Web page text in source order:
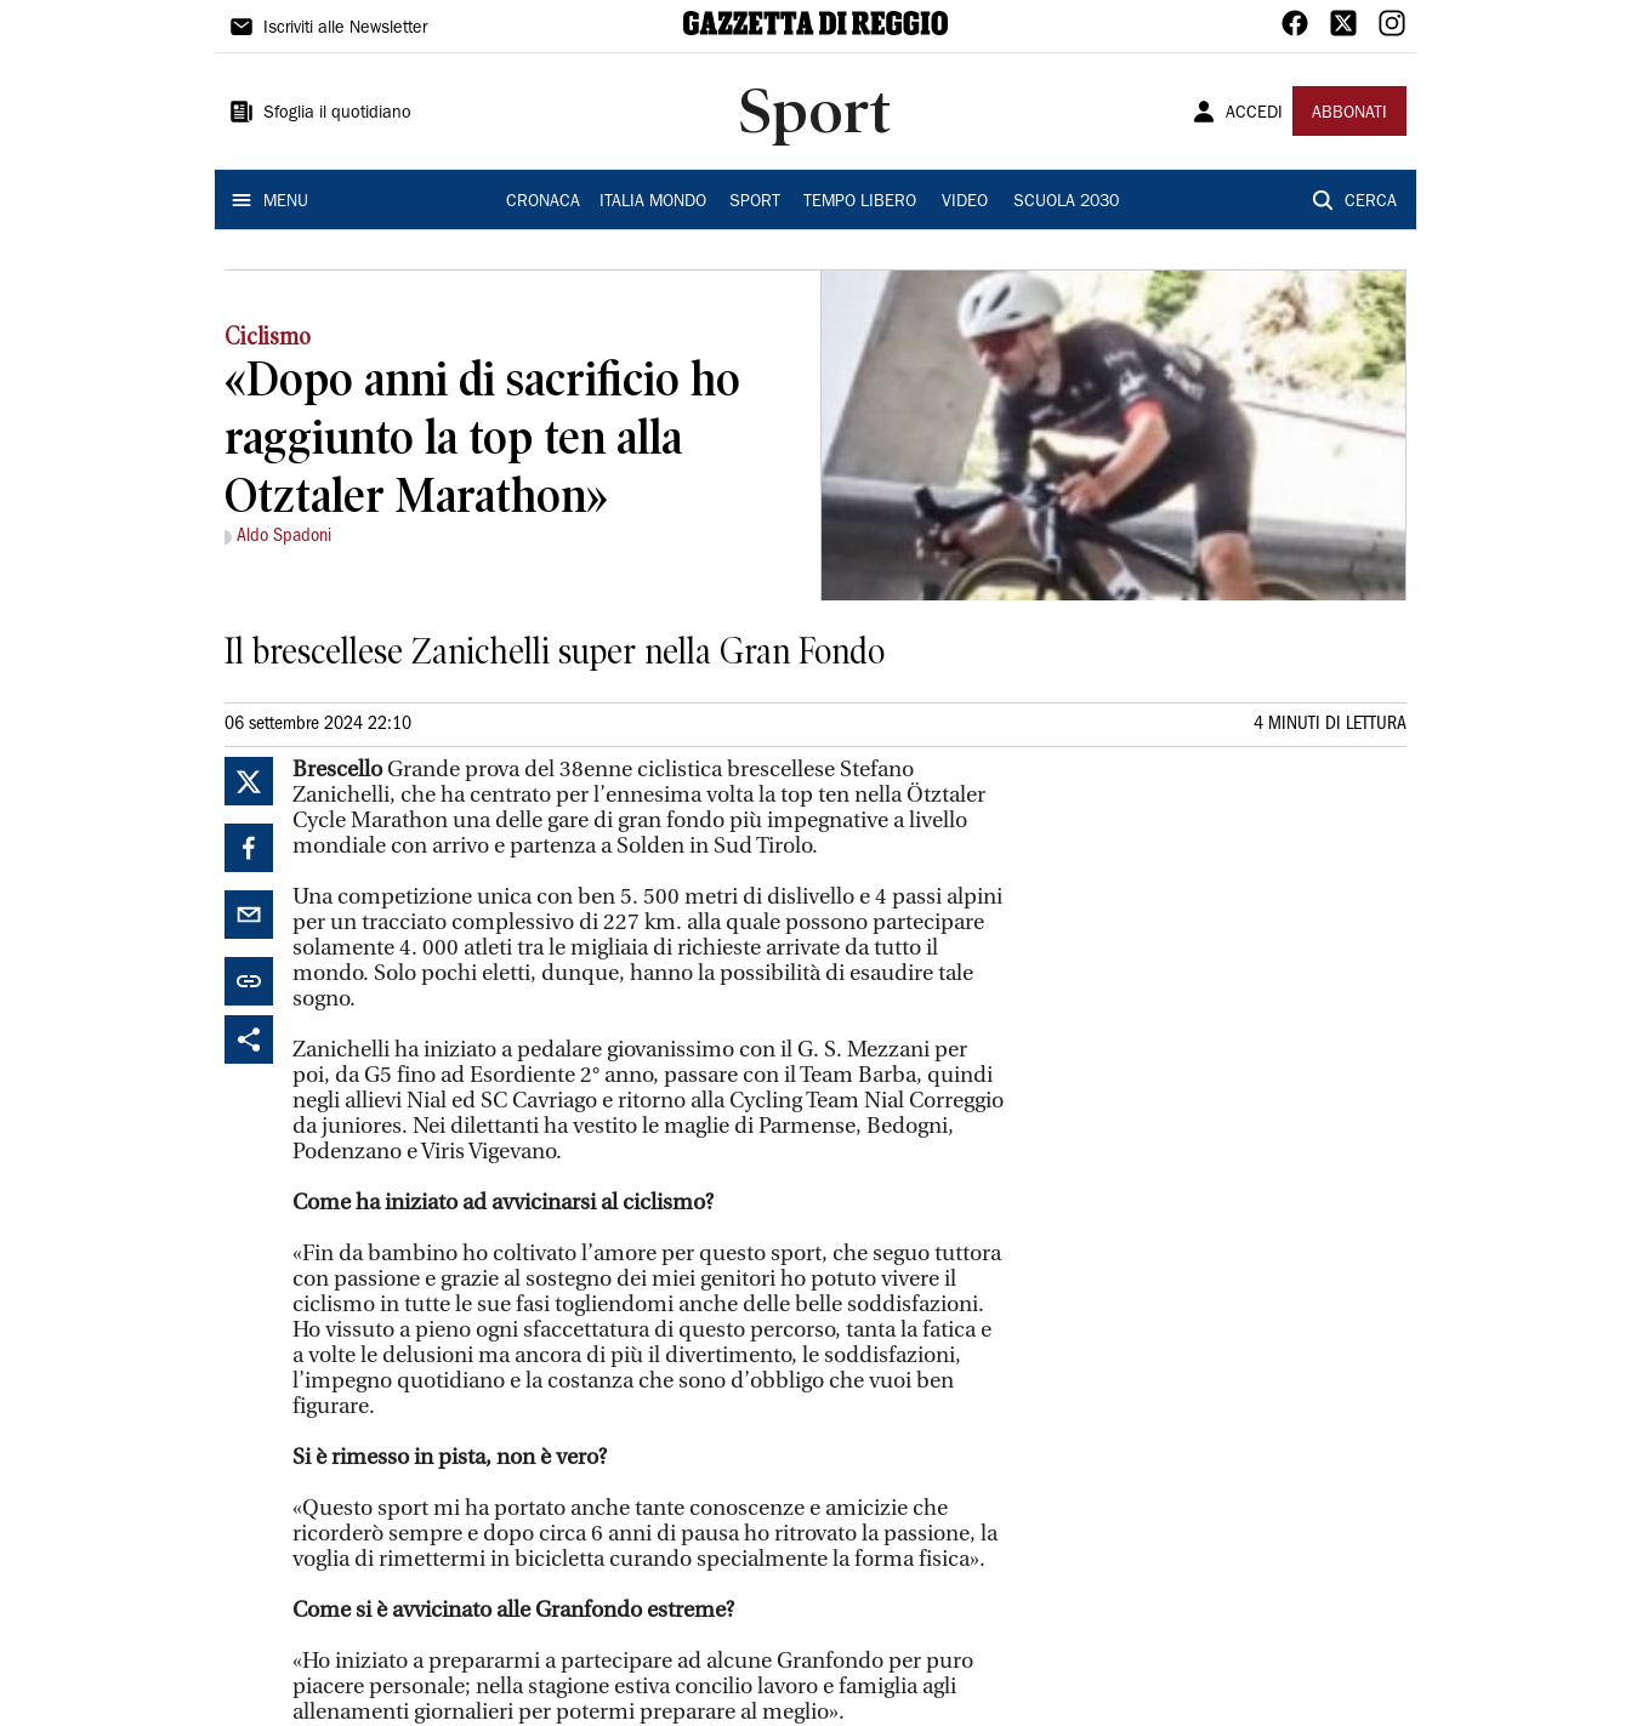
Gazzetta
Reggio
Iscriviti alle Newsletter
Sfoglia il quotidiano Sport ACCEDI ABBONATI
MENU CRONACA ITALIA MONDO SPORT TEMPO LIBERO VIDEO SCUOLA 2030 CERCA
Ciclismo
«Dopo anni di sacrificio ho
raggiunto la top ten alla
Otztaler Marathon»
Aldo Spadoni
Il brescellese Zanichelli super nella Gran Fondo
06 settembre 2024 22:10 4 MINUTI DI LETTURA
BrescelloGrande prova del 38enne ciclistica brescellese Stefano
Zanichelli, che ha centrato per l’ennesima volta la top ten nella Ötztaler
Cycle Marathon una delle gare di gran fondo più impegnative a livello
mondiale con arrivo e partenza a Solden in Sud Tirolo.
Una competizione unica con ben 5. 500 metri di dislivello e 4 passi alpini
per un tracciato complessivo di 227 km. alla quale possono partecipare
solamente 4. 000 atleti tra le migliaia di richieste arrivate da tutto il
mondo. Solo pochi eletti, dunque, hanno la possibilità di esaudire tale
sogno.
Zanichelli ha iniziato a pedalare giovanissimo con il G. S. Mezzani per
poi, da G5 fino ad Esordiente 2° anno, passare con il Team Barba, quindi
negli allievi Nial ed SC Cavriago e ritorno alla Cycling Team Nial Correggio
da juniores. Nei dilettanti ha vestito le maglie di Parmense, Bedogni,
Podenzano e Viris Vigevano.
Come ha iniziato ad avvicinarsi al ciclismo?
«Fin da bambino ho coltivato l’amore per questo sport, che seguo tuttora
con passione e grazie al sostegno dei miei genitori ho potuto vivere il
ciclismo in tutte le sue fasi togliendomi anche delle belle soddisfazioni.
Ho vissuto a pieno ogni sfaccettatura di questo percorso, tanta la fatica e
a volte le delusioni ma ancora di più il divertimento, le soddisfazioni,
l’impegno quotidiano e la costanza che sono d’obbligo che vuoi ben
figurare.
Si è rimesso in pista, non è vero?
«Questo sport mi ha portato anche tante conoscenze e amicizie che
ricorderò sempre e dopo circa 6 anni di pausa ho ritrovato la passione, la
voglia di rimettermi in bicicletta curando specialmente la forma fisica».
Come si è avvicinato alle Granfondo estreme?
«Ho iniziato a prepararmi a partecipare ad alcune Granfondo per puro
piacere personale; nella stagione estiva concilio lavoro e famiglia agli
allenamenti giornalieri per potermi preparare al meglio».